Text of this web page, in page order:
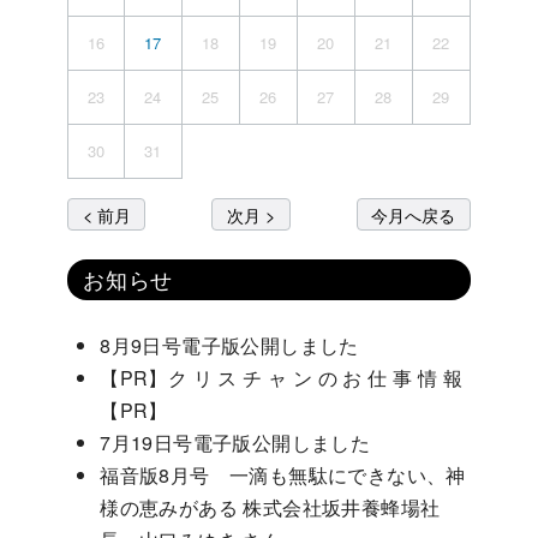
16 17 18 19 20 21 22
23 24 25 26 27 28 29
30 31
< 前月 次月 > 今月へ戻る
お知らせ
8月9日号電子版公開しました
【PR】ク リ ス チ ャ ン の お 仕 事 情 報
【PR】
7月19日号電子版公開しました
福音版8月号 一滴も無駄にできない、神
様の恵みがある 株式会社坂井養蜂場社